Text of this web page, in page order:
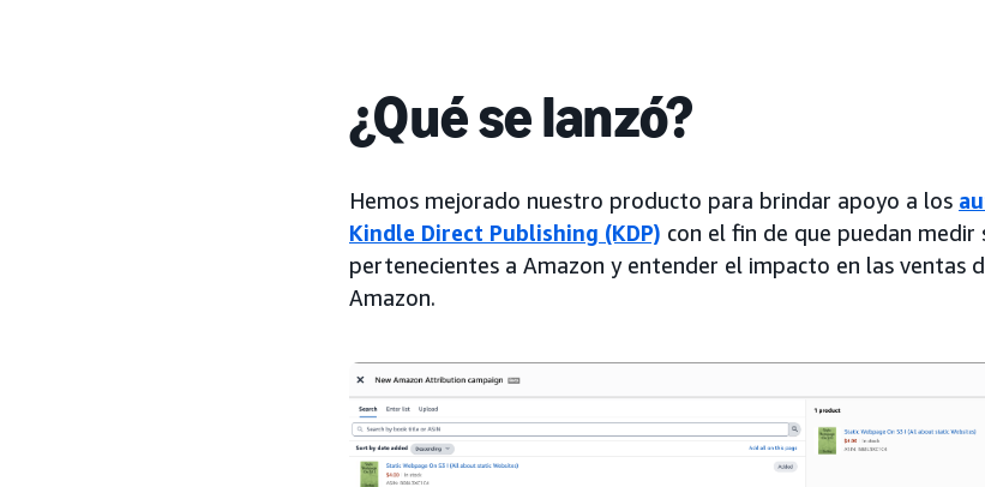
¿Qué se lanzó?
Hemos mejorado nuestro producto para brindar apoyo a los
Kindle Direct Publishing (KDP) con el fin de que puedan medir
pertenecientes a Amazon y entender el impacto en las ventas
Amazon.